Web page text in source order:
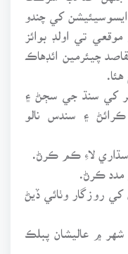
کي چندو
تي اولڊ بوائز
چيئرمين ائڊهاڪ
کي سنڌ جي سڄڻ ۽
۽ سندس نالو
روزگار وٺائي ڏيڻ
۾ عاليشان پبلڪ